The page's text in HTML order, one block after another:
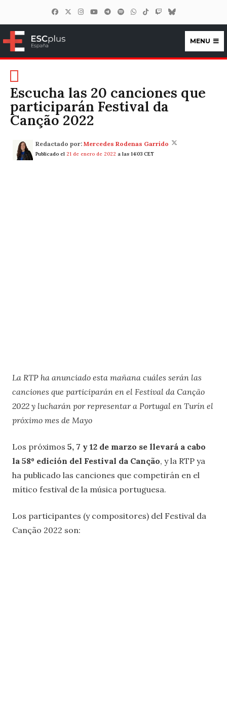
ESCplus España
MENU
Escucha las 20 canciones que
participarán Festival da
Canção 2022
Redactado por: Mercedes Rodenas Garrido
Publicado el 21 de enero de 2022 a las 14:03 CET
La RTP ha anunciado esta mañana cuáles serán las
canciones que participarán en el Festival da Canção
2022 y lucharán por representar a Portugal en Turín el
próximo mes de Mayo
Los próximos 5, 7 y 12 de marzo se llevará a cabo
la 58º edición del Festival da Canção, y la RTP ya
ha publicado las canciones que competirán en el
mítico festival de la música portuguesa.
Los participantes (y compositores) del Festival da
Canção 2022 son: